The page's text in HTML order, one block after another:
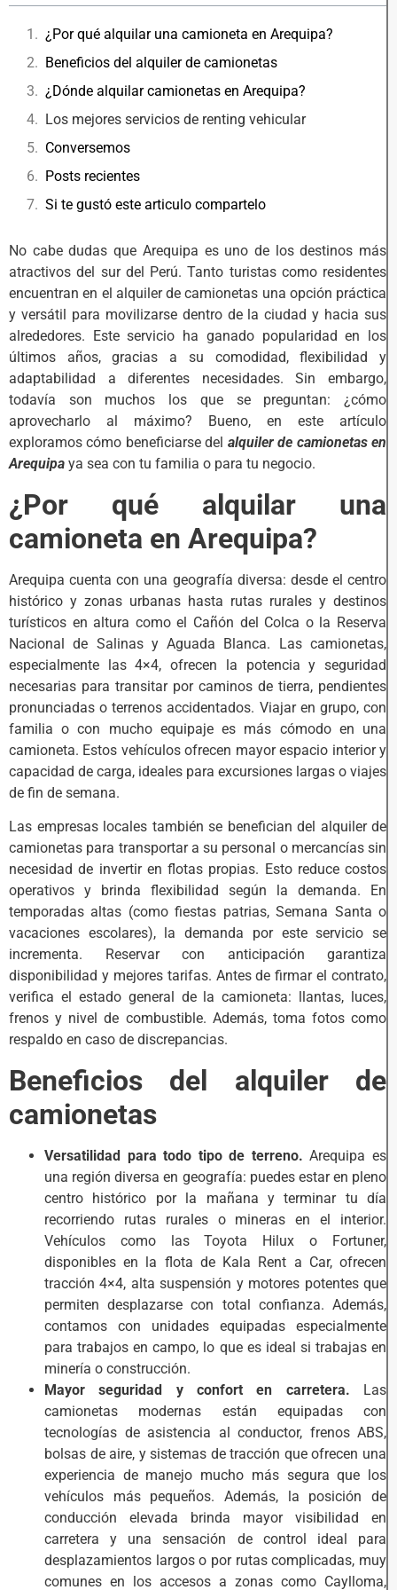
¿Por qué alquilar una camioneta en Arequipa?
Beneficios del alquiler de camionetas
¿Dónde alquilar camionetas en Arequipa?
Los mejores servicios de renting vehicular
Conversemos
Posts recientes
Si te gustó este articulo compartelo
No cabe dudas que Arequipa es uno de los destinos más
atractivos del sur del Perú. Tanto turistas como residentes
encuentran en el alquiler de camionetas una opción práctica
y versátil para movilizarse dentro de la ciudad y hacia sus
alrededores. Este servicio ha ganado popularidad en los
últimos años, gracias a su comodidad, flexibilidad y
adaptabilidad a diferentes necesidades. Sin embargo,
todavía son muchos los que se preguntan: ¿cómo
aprovecharlo al máximo? Bueno, en este artículo
exploramos cómo beneficiarse del alquiler de camionetas en
Arequipa ya sea con tu familia o para tu negocio.
¿Por qué alquilar una
camioneta en Arequipa?
Arequipa cuenta con una geografía diversa: desde el centro
histórico y zonas urbanas hasta rutas rurales y destinos
turísticos en altura como el Cañón del Colca o la Reserva
Nacional de Salinas y Aguada Blanca. Las camionetas,
especialmente las 4×4, ofrecen la potencia y seguridad
necesarias para transitar por caminos de tierra, pendientes
pronunciadas o terrenos accidentados. Viajar en grupo, con
familia o con mucho equipaje es más cómodo en una
camioneta. Estos vehículos ofrecen mayor espacio interior y
capacidad de carga, ideales para excursiones largas o viajes
de fin de semana.
Las empresas locales también se benefician del alquiler de
camionetas para transportar a su personal o mercancías sin
necesidad de invertir en flotas propias. Esto reduce costos
operativos y brinda flexibilidad según la demanda. En
temporadas altas (como fiestas patrias, Semana Santa o
vacaciones escolares), la demanda por este servicio se
incrementa. Reservar con anticipación garantiza
disponibilidad y mejores tarifas. Antes de firmar el contrato,
verifica el estado general de la camioneta: llantas, luces,
frenos y nivel de combustible. Además, toma fotos como
respaldo en caso de discrepancias.
Beneficios del alquiler de
camionetas
Versatilidad para todo tipo de terreno.Arequipa es
una región diversa en geografía: puedes estar en pleno
centro histórico por la mañana y terminar tu día
recorriendo rutas rurales o mineras en el interior.
Vehículos como las Toyota Hilux o Fortuner,
disponibles en la flota de Kala Rent a Car, ofrecen
tracción 4×4, alta suspensión y motores potentes que
permiten desplazarse con total confianza. Además,
contamos con unidades equipadas especialmente
para trabajos en campo, lo que es ideal si trabajas en
minería o construcción.
Mayor seguridad y confort en carretera. Las
camionetas modernas están equipadas con
tecnologías de asistencia al conductor, frenos ABS,
bolsas de aire, y sistemas de tracción que ofrecen una
experiencia de manejo mucho más segura que los
vehículos más pequeños. Además, la posición de
conducción elevada brinda mayor visibilidad en
carretera y una sensación de control ideal para
desplazamientos largos o por rutas complicadas, muy
comunes en los accesos a zonas como Caylloma,